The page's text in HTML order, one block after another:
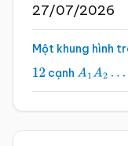
27/07/2026
Một khung hình
12 cạnh A1A2…A